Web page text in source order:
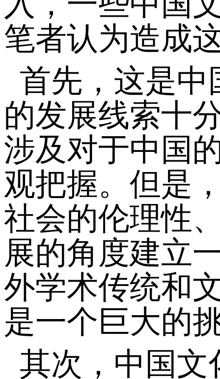
笔者认为造成
首先，这是中
的发展线索十
涉及对于中国
观把握。但是
社会的伦理性
展的角度建立
外学术传统和
是一个巨大的
其次，中国文